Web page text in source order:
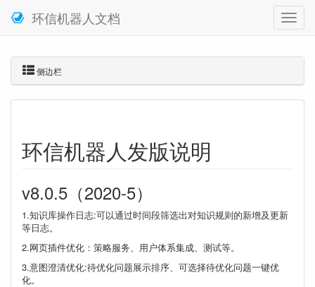
环信机器人文档
侧边栏
环信机器人发版说明
v8.0.5（2020-5）
1.知识库操作日志:可以通过时间段筛选出对知识规则的新增及更新
等日志。
2.网页插件优化：策略服务、用户体系集成、测试等。
3.意图澄清优化:待优化问题展示排序、可选择待优化问题一键优
化。